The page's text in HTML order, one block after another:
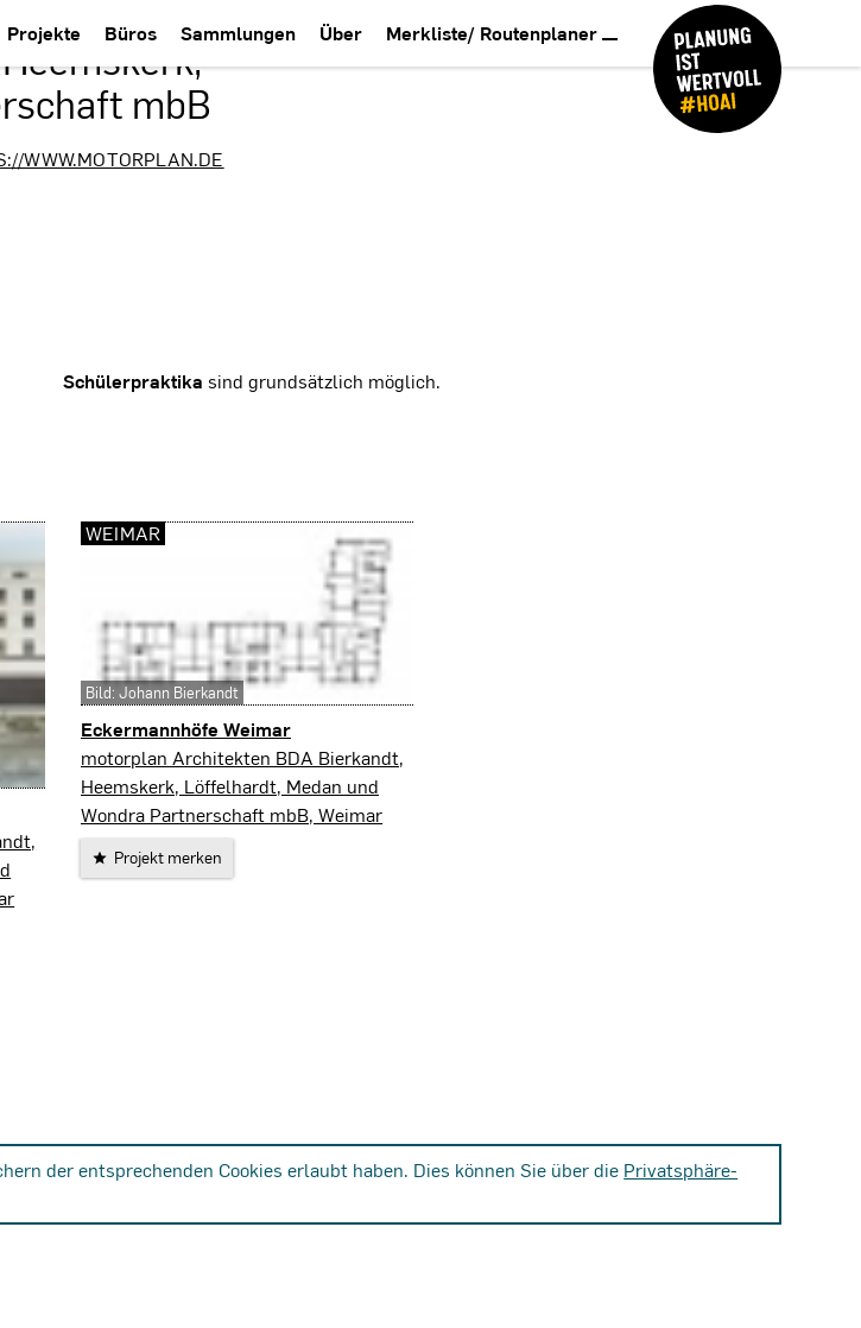
Projekte Büros Sammlungen Über Merkliste/ Routenplaner
mbB
WWW.MOTORPLAN.DE
Schülerpraktika sind grundsätzlich möglich.
Eckermannhöfe Weimar
Weimar
motorplan Architekten BDA Bierkandt,
Heemskerk, Löffelhardt, Medan und
Wondra Partnerschaft mbB, Weimar
Projekt merken
WEIMAR
Bild: Johann Bierkandt
der entsprechenden Cookies erlaubt haben. Dies können Sie über die Privatsphäre-